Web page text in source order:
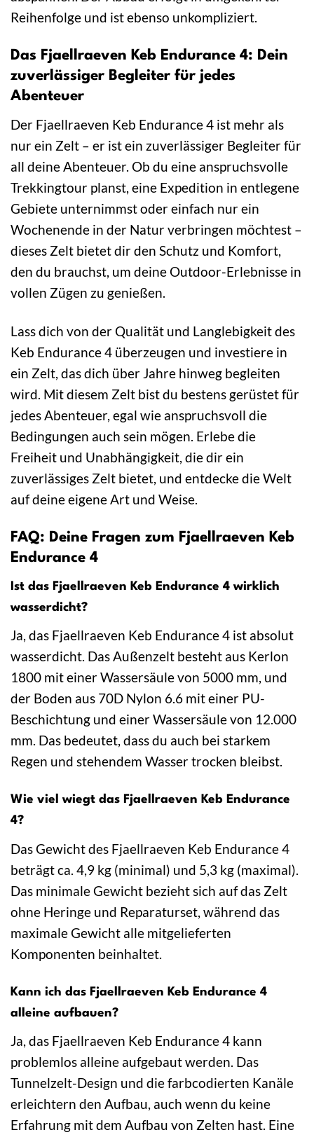
Reihenfolge und ist ebenso unkompliziert.
Das Fjaellraeven Keb Endurance 4: Dein
zuverlässiger Begleiter für jedes
Abenteuer
Der Fjaellraeven Keb Endurance 4 ist mehr als
nur ein Zelt – er ist ein zuverlässiger Begleiter für
all deine Abenteuer. Ob du eine anspruchsvolle
Trekkingtour planst, eine Expedition in entlegene
Gebiete unternimmst oder einfach nur ein
Wochenende in der Natur verbringen möchtest –
dieses Zelt bietet dir den Schutz und Komfort,
den du brauchst, um deine Outdoor-Erlebnisse in
vollen Zügen zu genießen.
Lass dich von der Qualität und Langlebigkeit des
Keb Endurance 4 überzeugen und investiere in
ein Zelt, das dich über Jahre hinweg begleiten
wird. Mit diesem Zelt bist du bestens gerüstet für
jedes Abenteuer, egal wie anspruchsvoll die
Bedingungen auch sein mögen. Erlebe die
Freiheit und Unabhängigkeit, die dir ein
zuverlässiges Zelt bietet, und entdecke die Welt
auf deine eigene Art und Weise.
FAQ: Deine Fragen zum Fjaellraeven Keb
Endurance 4
Ist das Fjaellraeven Keb Endurance 4 wirklich
wasserdicht?
Ja, das Fjaellraeven Keb Endurance 4 ist absolut
wasserdicht. Das Außenzelt besteht aus Kerlon
1800 mit einer Wassersäule von 5000 mm, und
der Boden aus 70D Nylon 6.6 mit einer PU-
Beschichtung und einer Wassersäule von 12.000
mm. Das bedeutet, dass du auch bei starkem
Regen und stehendem Wasser trocken bleibst.
Wie viel wiegt das Fjaellraeven Keb Endurance
4?
Das Gewicht des Fjaellraeven Keb Endurance 4
beträgt ca. 4,9 kg (minimal) und 5,3 kg (maximal).
Das minimale Gewicht bezieht sich auf das Zelt
ohne Heringe und Reparaturset, während das
maximale Gewicht alle mitgelieferten
Komponenten beinhaltet.
Kann ich das Fjaellraeven Keb Endurance 4
alleine aufbauen?
Ja, das Fjaellraeven Keb Endurance 4 kann
problemlos alleine aufgebaut werden. Das
Tunnelzelt-Design und die farbcodierten Kanäle
erleichtern den Aufbau, auch wenn du keine
Erfahrung mit dem Aufbau von Zelten hast. Eine